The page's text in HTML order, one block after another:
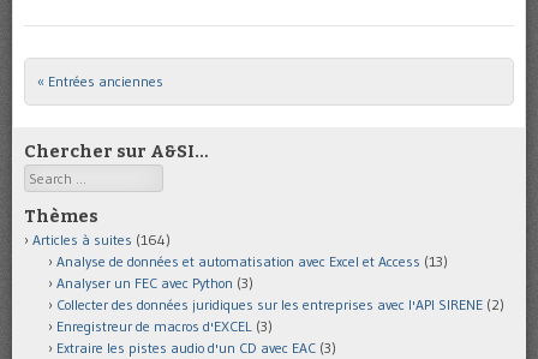
Post navigation
« Entrées anciennes
Chercher sur A&SI…
Search
Thèmes
Articles à suites (164)
Analyse de données et automatisation avec Excel et Access (13)
Analyser un FEC avec Python (3)
Collecter des données juridiques sur les entreprises avec l'API SIRENE (2)
Enregistreur de macros d'EXCEL (3)
Extraire les pistes audio d'un CD avec EAC (3)